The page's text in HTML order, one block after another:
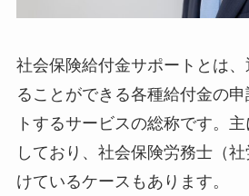
社会保険給付金サポートとは
ることができる各種給付金の
トするサービスの総称です。
しており、社会保険労務士（
けているケースもあります。